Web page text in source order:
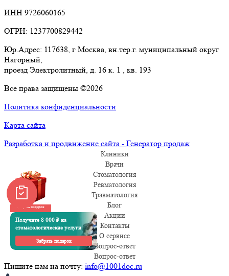
ИНН 9726060165
ОГРН: 1237700829442
Юр.Адрес: 117638, г Москва, вн.тер.г. муниципальный округ
Нагорный,
проезд Электролитный, д. 16 к. 1 , кв. 193
Все права защищены ©2026
Политика конфиденциальности
Карта сайта
Разработка и продвижение сайта - Генератор продаж
Клиники
Врачи
Стоматология
Ревматология
Травматология
Блог
Акции
Контакты
О сервисе
Вопрос-ответ
Вопрос-ответ
Пишите нам на почту: info@1001doc.ru
Забрать подарок
Получите 8 000 ₽ на
стоматологические услуги
Забрать подарок